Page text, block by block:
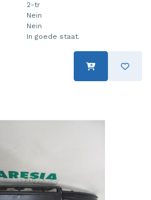
2-tr
Nein
Nein
In goede staat.